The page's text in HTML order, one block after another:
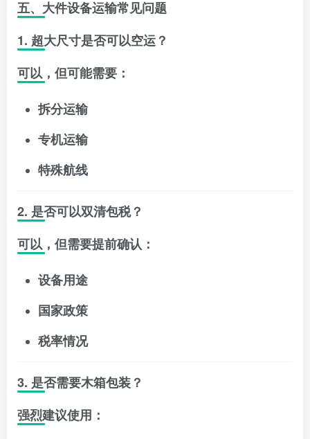
五、大件设备运输常见问题
1. 超大尺寸是否可以空运？
可以，但可能需要：
拆分运输
专机运输
特殊航线
2. 是否可以双清包税？
可以，但需要提前确认：
设备用途
国家政策
税率情况
3. 是否需要木箱包装？
强烈建议使用：